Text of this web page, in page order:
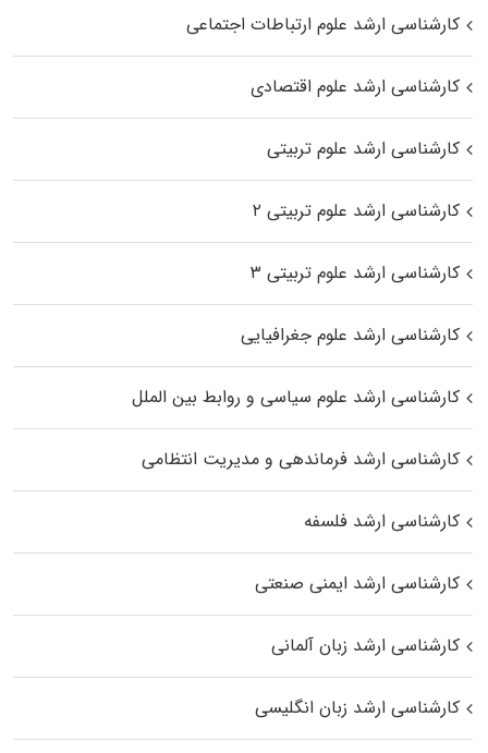
کارشناسی ارشد علوم ارتباطات اجتماعی
کارشناسی ارشد علوم اقتصادی
کارشناسی ارشد علوم تربیتی
کارشناسی ارشد علوم تربیتی ۲
کارشناسی ارشد علوم تربیتی ۳
کارشناسی ارشد علوم جغرافیایی
کارشناسی ارشد علوم سیاسی و روابط بین الملل
کارشناسی ارشد فرماندهی و مدیریت انتظامی
کارشناسی ارشد فلسفه
کارشناسی ارشد ایمنی صنعتی
کارشناسی ارشد زبان آلمانی
کارشناسی ارشد زبان انگلیسی